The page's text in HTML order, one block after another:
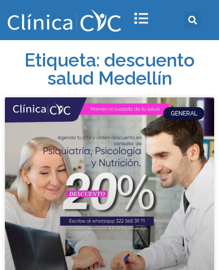
Etiqueta: descuento
salud Medellín
GENERAL